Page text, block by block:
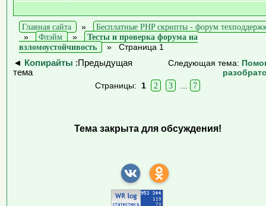
Главная сайта »
Бесплатные PHP скрипты - форум
»
Флэйм »
Тесты и проверка форума на
взломоустойчивость
» Страница 1
◄
Копирайты :Предыдущая
тема
Следующая тема:
Страницы: 1 2 3 7
Тема закрыта для обсуждения!